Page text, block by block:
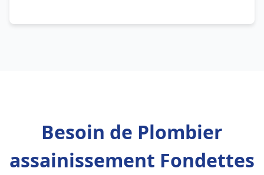
Besoin de Plombier
assainissement Fondettes